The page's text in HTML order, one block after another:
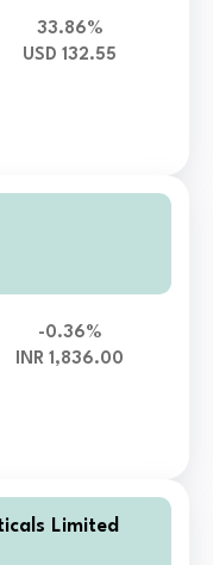
33.86%
USD 132.55
-0.36%
INR 1,836.00
Limited